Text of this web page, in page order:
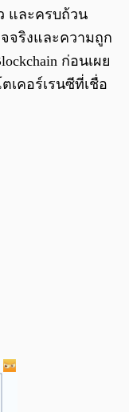
และครบถ้วน
จริงและความถูก
ก่อนเผย
เคอร์เรนซีที่เชื่อ